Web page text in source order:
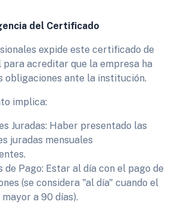
del Certificado
expide este certificado de
acreditar que la empresa ha
obligaciones ante la institución.
implica:
Juradas: Haber presentado las
juradas mensuales
de Pago: Estar al día con el pago de
(se considera "al día" cuando el
a 90 días).